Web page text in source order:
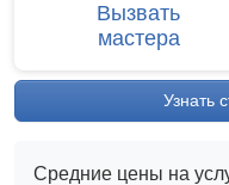
Вызвать
мастера
Узнать
Средние цены на